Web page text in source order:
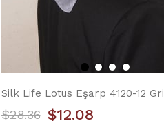
Silk Life Lotus Eşarp 4120-12 Gri
$12.08
$28.36